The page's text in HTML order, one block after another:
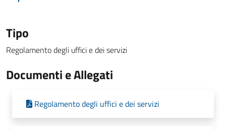
Tipo
Regolamento degli uffici e dei servizi
Documenti e Allegati
Regolamento degli uffici e dei servizi